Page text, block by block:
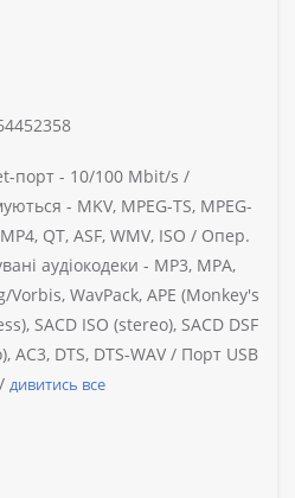
порт - 10/100 Mbit/s /
- MKV, MPEG-TS, MPEG-
QT, ASF, WMV, ISO / Опер.
аудіокодеки - MP3, MPA,
Vorbis, WavPack, APE (Monkey's
SACD ISO (stereo), SACD DSF
AC3, DTS, DTS-WAV / Порт USB
дивитись все